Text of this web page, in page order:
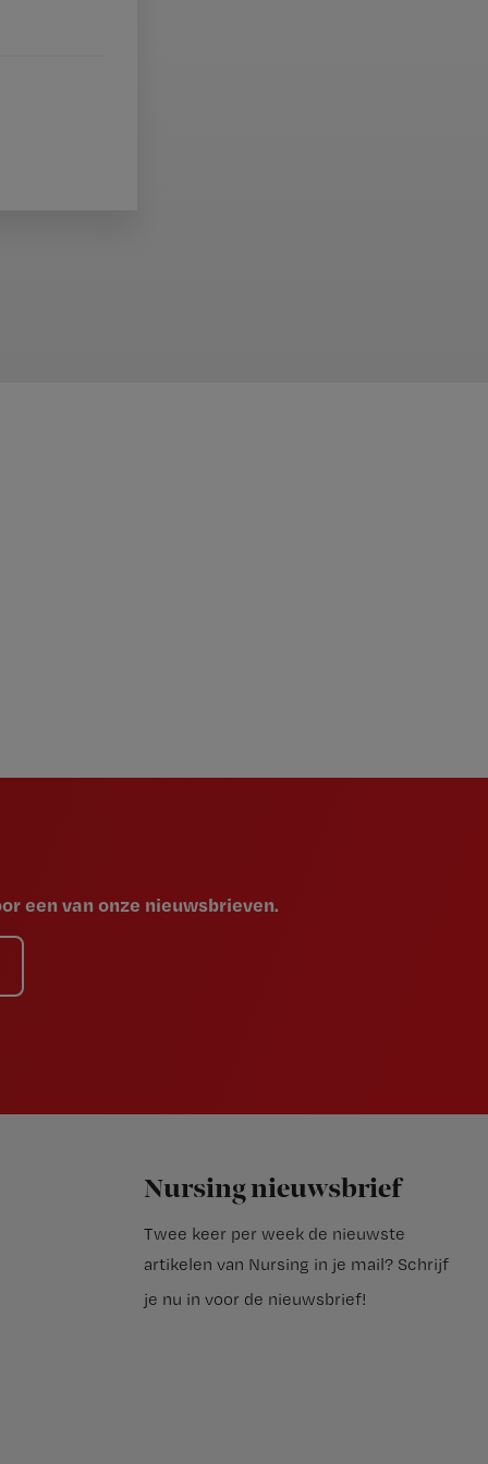
een van onze nieuwsbrieven.
Nursing nieuwsbrief
Twee keer per week de nieuwste
artikelen van Nursing in je mail? Schrijf
je nu in voor de nieuwsbrief!